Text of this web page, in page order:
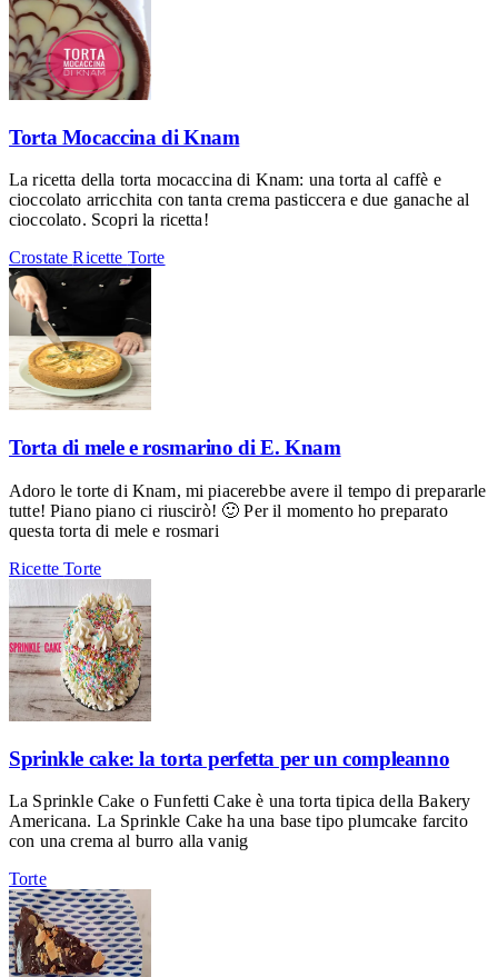
Torta Mocaccina di Knam
La ricetta della torta mocaccina di Knam: una torta al caffè e
cioccolato arricchita con tanta crema pasticcera e due ganache al
cioccolato. Scopri la ricetta!
CrostateRicette Torte
Torta di mele e rosmarino di E. Knam
Adoro le torte di Knam, mi piacerebbe avere il tempo di prepararle
tutte! Piano piano ci riuscirò! 🙂 Per il momento ho preparato
questa torta di mele e rosmari
RicetteTorte
Sprinkle cake: la torta perfetta per un compleanno
La Sprinkle Cake o Funfetti Cake è una torta tipica della Bakery
Americana. La Sprinkle Cake ha una base tipo plumcake farcito
con una crema al burro alla vanig
Torte